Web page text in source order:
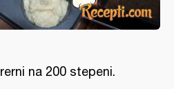
na 200 stepeni.